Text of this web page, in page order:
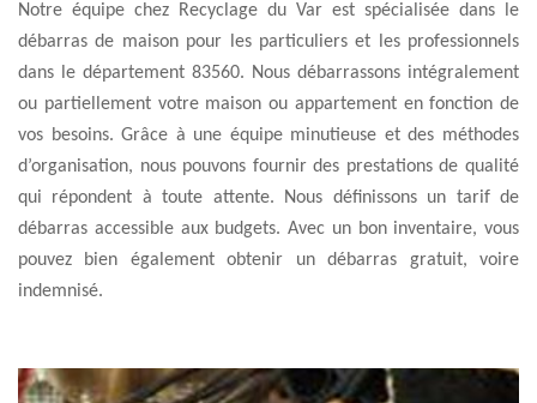
Notre équipe chez Recyclage du Var est spécialisée dans le
débarras de maison pour les particuliers et les professionnels
dans le département 83560. Nous débarrassons intégralement
ou partiellement votre maison ou appartement en fonction de
vos besoins. Grâce à une équipe minutieuse et des méthodes
d’organisation, nous pouvons fournir des prestations de qualité
qui répondent à toute attente. Nous définissons un tarif de
débarras accessible aux budgets. Avec un bon inventaire, vous
pouvez bien également obtenir un débarras gratuit, voire
indemnisé.